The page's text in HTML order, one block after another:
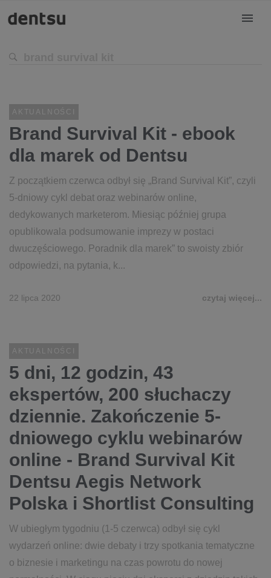
AKTUALNOŚCI
Brand Survival Kit - ebook
dla marek od Dentsu
Z początkiem czerwca odbył się „Brand Survival Kit”, czyli
5-dniowy cykl debat oraz webinarów online,
dedykowanych marketerom. Miesiąc później grupa
opublikowala podsumowanie imprezy w postaci
dwuczęściowego. Poradnik dla marek” to swoisty zbiór
odpowiedzi, na pytania, k...
22 lipca 2020 czytaj więcej...
AKTUALNOŚCI
5 dni, 12 godzin, 43
ekspertów, 200 słuchaczy
dziennie. Zakończenie 5-
dniowego cyklu webinarów
online - Brand Survival Kit
Dentsu Aegis Network
Polska i Shortlist Consulting
W ubiegłym tygodniu (1-5 czerwca) odbył się cykl
wydarzeń online: dwie debaty i trzy spotkania tematyczne
o biznesie i marketingu na czas powrotu do nowej